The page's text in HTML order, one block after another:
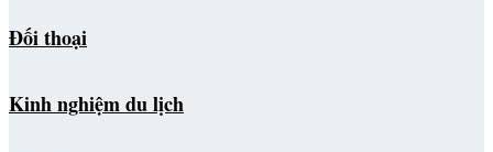
Đối thoại
Kinh nghiệm du lịch